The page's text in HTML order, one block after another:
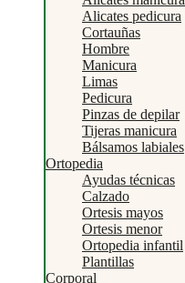
Alicates pedicura
Cortauñas
Hombre
Manicura
Limas
Pedicura
Pinzas de depilar
Tijeras manicura
Bálsamos labiales
Ortopedia
Ayudas técnicas
Calzado
Ortesis mayos
Ortesis menor
Ortopedia infantil
Plantillas
Corporal